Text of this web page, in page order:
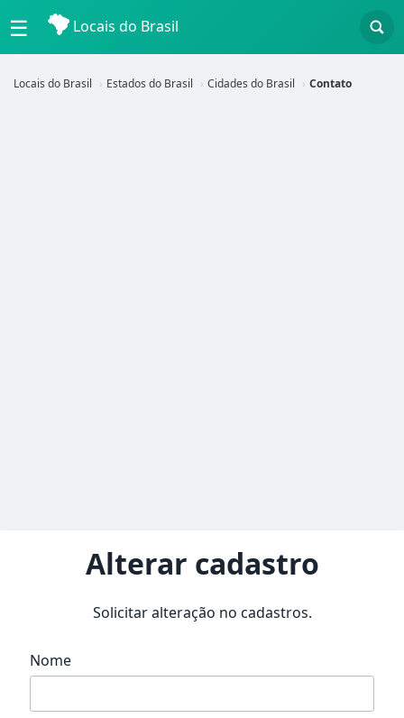
☰ Locais do Brasil
Locais do Brasil Estados do Brasil Cidades do Brasil Contato
Alterar cadastro
Solicitar alteração no cadastros.
Nome